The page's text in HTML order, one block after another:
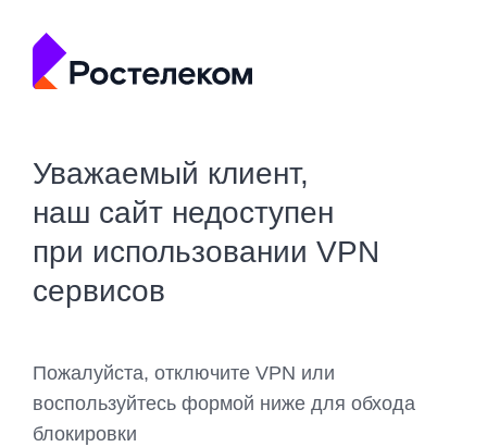
Уважаемый клиент,
наш сайт недоступен
при использовании VPN
сервисов
Пожалуйста, отключите VPN или
воспользуйтесь формой ниже для обхода
блокировки